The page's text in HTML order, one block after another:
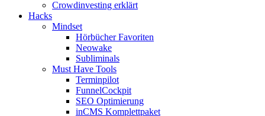
Crowdinvesting erklärt
Hacks
Mindset
Hörbücher Favoriten
Neowake
Subliminals
Must Have Tools
Terminpilot
FunnelCockpit
SEO Optimierung
inCMS Komplettpaket